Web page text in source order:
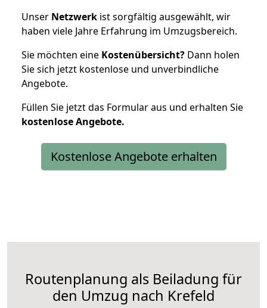
Unser Netzwerk ist sorgfältig ausgewählt, wir
haben viele Jahre Erfahrung im Umzugsbereich.
Sie möchten eine Kostenübersicht? Dann holen
Sie sich jetzt kostenlose und unverbindliche
Angebote.
Füllen Sie jetzt das Formular aus und erhalten Sie
kostenloseAngebote.
Kostenlose Angebote erhalten
Routenplanung als Beiladung für
den Umzug nach Krefeld